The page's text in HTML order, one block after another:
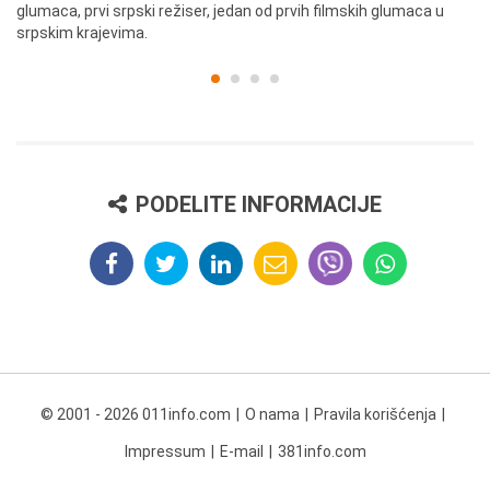
glumaca, prvi srpski režiser, jedan od prvih filmskih glumaca u
srpskim krajevima.
PODELITE INFORMACIJE
© 2001 - 2026 011info.com O nama Pravila korišćenja
Impressum E-mail 381info.com